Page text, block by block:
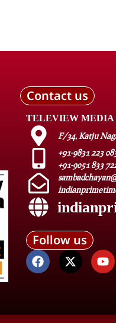
Contact us
TELEVIEW MEDIA
F/34, Katju
+91-9831 223
+91-9051 833
Follow us